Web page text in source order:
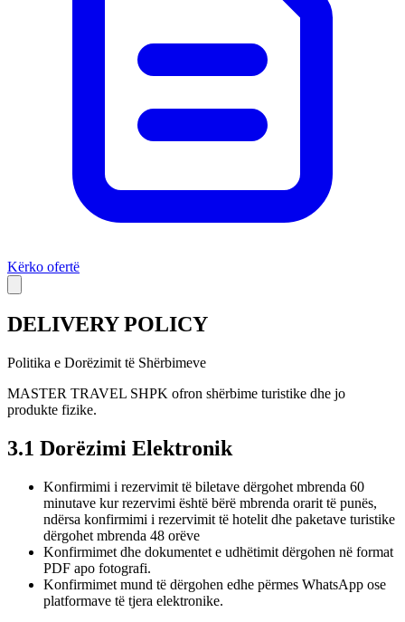
Kërko ofertë
DELIVERY POLICY
Politika e Dorëzimit të Shërbimeve
MASTER TRAVEL SHPK ofron shërbime turistike dhe jo
produkte fizike.
3.1 Dorëzimi Elektronik
Konfirmimi i rezervimit të biletave dërgohet mbrenda 60
minutave kur rezervimi është bërë mbrenda orarit të punës,
ndërsa konfirmimi i rezervimit të hotelit dhe paketave turistike
dërgohet mbrenda 48 orëve
Konfirmimet dhe dokumentet e udhëtimit dërgohen në format
PDF apo fotografi.
Konfirmimet mund të dërgohen edhe përmes WhatsApp ose
platformave të tjera elektronike.